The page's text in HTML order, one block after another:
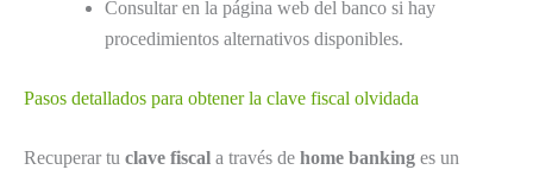
Consultar en la página web del banco si hay
procedimientos alternativos disponibles.
Pasos detallados para obtener la clave fiscal olvidada
Recuperar tu clave fiscal a través de home banking es un